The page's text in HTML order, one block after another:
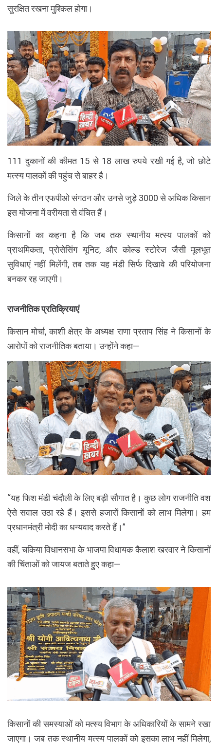
सुरक्षित रखना मुश्किल होगा।
111 दुकानों की कीमत 15 से 18 लाख रुपये रखी गई है, जो छोटे
मत्स्य पालकों की पहुंच से बाहर है।
जिले के तीन एफपीओ संगठन और उनसे जुड़े 3000 से अधिक किसान
इस योजना में वरीयता से वंचित हैं।
किसानों का कहना है कि जब तक स्थानीय मत्स्य पालकों को
प्राथमिकता, प्रोसेसिंग यूनिट, और कोल्ड स्टोरेज जैसी मूलभूत
सुविधाएं नहीं मिलेंगी, तब तक यह मंडी सिर्फ दिखावे की परियोजना
बनकर रह जाएगी।
राजनीतिक प्रतिक्रियाएं
किसान मोर्चा, काशी क्षेत्र के अध्यक्ष राणा प्रताप सिंह ने किसानों के
आरोपों को राजनीतिक बताया। उन्होंने कहा—
“यह फिश मंडी चंदौली के लिए बड़ी सौगात है। कुछ लोग राजनीति वश
ऐसे सवाल उठा रहे हैं। इससे हजारों किसानों को लाभ मिलेगा। हम
प्रधानमंत्री मोदी का धन्यवाद करते हैं।”
वहीं, चकिया विधानसभा के भाजपा विधायक कैलाश खरवार ने किसानों
की चिंताओं को जायज बताते हुए कहा—
किसानों की समस्याओं को मत्स्य विभाग के अधिकारियों के सामने रखा
जाएगा। जब तक स्थानीय मत्स्य पालकों को इसका लाभ नहीं मिलेगा,